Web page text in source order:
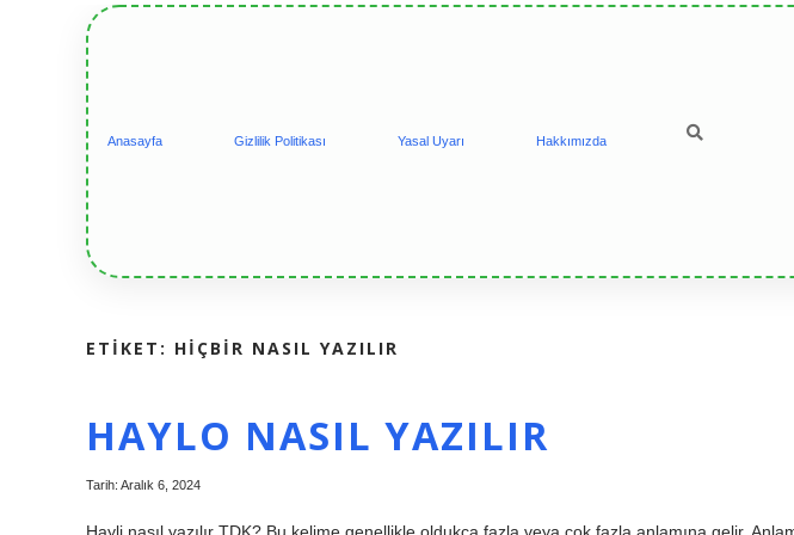
Anasayfa Gizlilik Politikası Yasal Uyarı Hakkımızda
ETIKET: HIÇBIR NASIL YAZILIR
HAYLO NASIL YAZILIR
Tarih: Aralık 6, 2024
Hayli nasıl yazılır TDK? Bu kelime genellikle oldukça fazla veya çok fazla anlamına gelir.